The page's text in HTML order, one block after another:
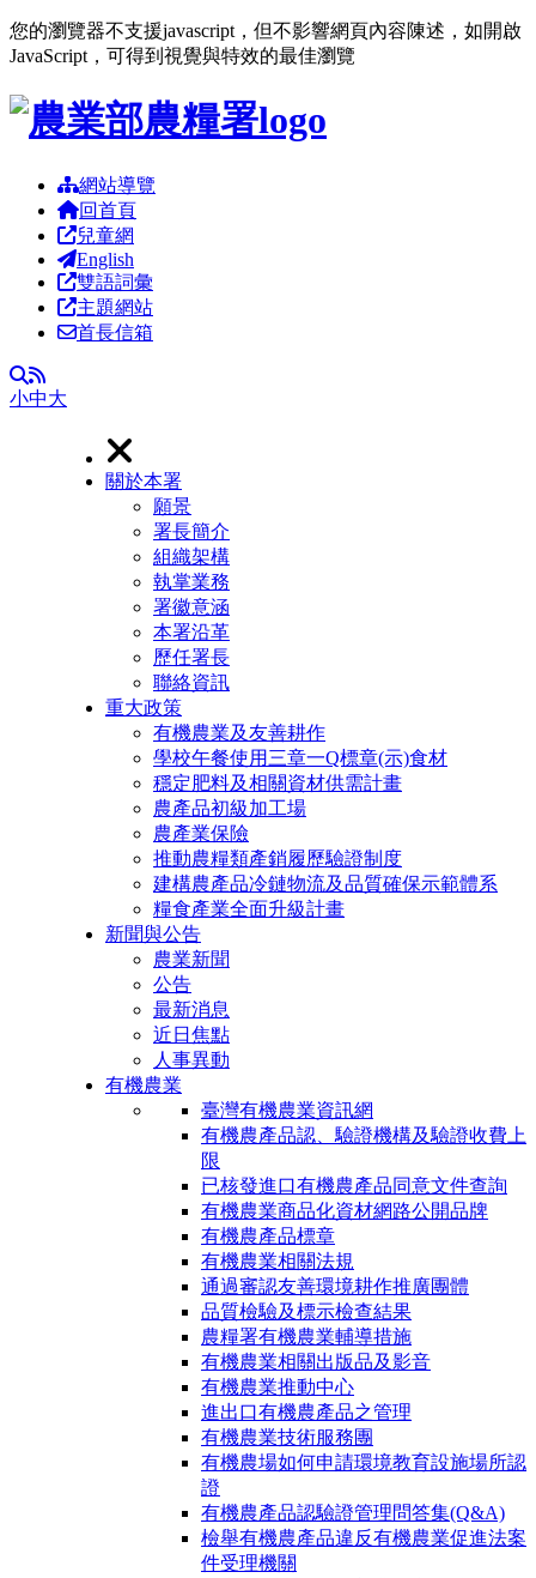
您的瀏覽器不支援javascript，但不影響網頁內容陳述，如開啟
JavaScript，可得到視覺與特效的最佳瀏覽
跳到主要內容區塊
網站導覽
回首頁
兒童網
English
雙語詞彙
主題網站
首長信箱
全文檢索
RSS
小中大
關於本署
願景
署長簡介
組織架構
執掌業務
署徽意涵
本署沿革
歷任署長
聯絡資訊
重大政策
有機農業及友善耕作
學校午餐使用三章一Q標章(示)食材
穩定肥料及相關資材供需計畫
農產品初級加工場
農產業保險
推動農糧類產銷履歷驗證制度
建構農產品冷鏈物流及品質確保示範體系
糧食產業全面升級計畫
新聞與公告
農業新聞
公告
最新消息
近日焦點
人事異動
有機農業
臺灣有機農業資訊網
有機農產品認、驗證機構及驗證收費上
限
已核發進口有機農產品同意文件查詢
有機農業商品化資材網路公開品牌
有機農產品標章
有機農業相關法規
通過審認友善環境耕作推廣團體
品質檢驗及標示檢查結果
農糧署有機農業輔導措施
有機農業相關出版品及影音
有機農業推動中心
進出口有機農產品之管理
有機農業技術服務團
有機農場如何申請環境教育設施場所認
證
有機農產品認驗證管理問答集(Q&A)
檢舉有機農產品違反有機農業促進法案
件受理機關